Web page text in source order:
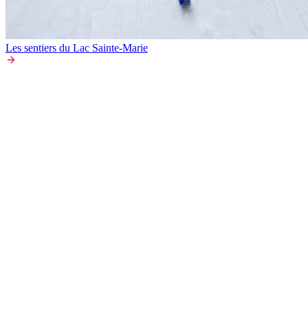
Les sentiers du Lac Sainte-Marie